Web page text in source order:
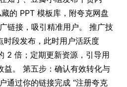
的 PPT 模板库，附夸克网盘
链接，吸引精准用户。 推广技
段发布，此时用户活跃度
2 倍；定期更新资源，引导用
益。 第五步：确认有效转化与
通过你的链接完成 “注册夸克